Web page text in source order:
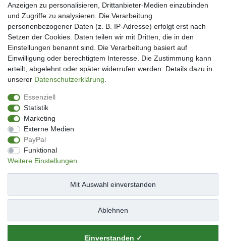
Zur Kasse
Mein Konto
Kundenkonto eröffnen
Im Kundenkonto anmelden
Wunschliste
Service
Datenschutzerklärung
AGB
Impressum
Facebook
Newsletter An & Abmeldung
Impressum Daten­schutz­erklärung
Anzeigen zu personalisieren, Drittanbieter-Medien einzubinden
und Zugriffe zu analysieren. Die Verarbeitung
personenbezogener Daten (z. B. IP-Adresse) erfolgt erst nach
Setzen der Cookies. Daten teilen wir mit Dritten, die in den
Einstellungen benannt sind. Die Verarbeitung basiert auf
Einwilligung oder berechtigtem Interesse. Die Zustimmung kann
erteilt, abgelehnt oder später widerrufen werden. Details dazu in
unserer Daten­schutz­erklärung
Essenziell
Statistik
Marketing
Externe Medien
PayPal
Funktional
Weitere Einstellungen
Einverstanden ✓
Ablehnen
Mit Auswahl einverstanden